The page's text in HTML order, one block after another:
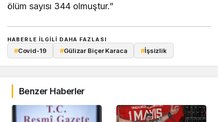
ölüm sayısı 344 olmuştur.”
HABERLE ILGILI DAHA FAZLASI
#Covid-19 #Gülizar Biçer Karaca #İşsizlik
Benzer Haberler